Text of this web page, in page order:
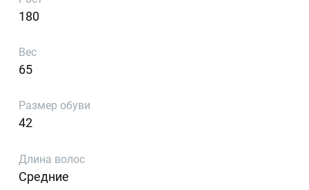
180
Вес
65
Размер обуви
42
Длина волос
Средние